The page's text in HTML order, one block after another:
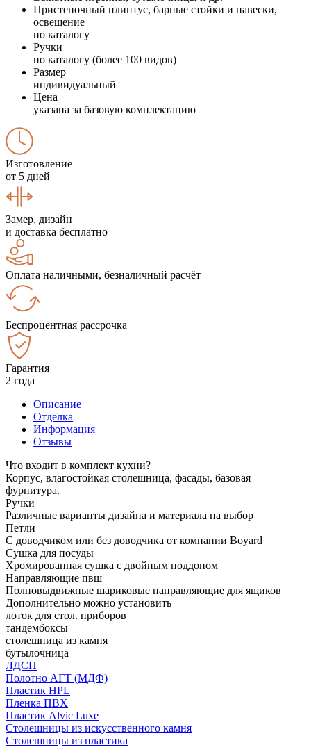
Пристеночный плинтус, барные стойки и навески,
освещение
по каталогу
Ручки
по каталогу (более 100 видов)
Размер
индивидуальный
Цена
указана за базовую комплектацию
Изготовление
от 5 дней
Замер, дизайн
и доставка бесплатно
Оплата наличными, безналичный расчёт
Беспроцентная рассрочка
Гарантия
2 года
Описание
Отделка
Информация
Отзывы
Что входит в комплект кухни?
Корпус, влагостойкая столешница, фасады, базовая
фурнитура.
Ручки
Различные варианты дизайна и материала на выбор
Петли
С доводчиком или без доводчика от компании Boyard
Сушка для посуды
Хромированная сушка с двойным поддоном
Направляющие пвш
Полновыдвижные шариковые направляющие для ящиков
Дополнительно можно установить
лоток для стол. приборов
тандембоксы
столешница из камня
бутылочница
ЛДСП
Полотно АГТ (МДФ)
Пластик HPL
Пленка ПВХ
Пластик Alvic Luxe
Столешницы из искусственного камня
Столешницы из пластика